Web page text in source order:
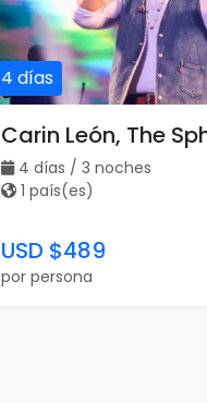
4 días
Carin León, The
4 días / 3 noches
1 país(es)
USD $489
por persona